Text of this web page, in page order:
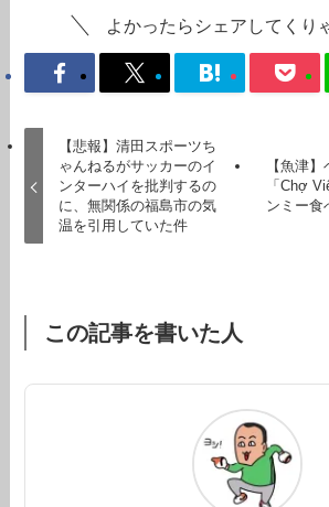
よかったらシェアしてくり
【悲報】清田スポーツち
ゃんねるがサッカーのイ
ンターハイを批判するの
に、無関係の福島市の気
温を引用していた件
【魚津
「Chợ
ンミー食
この記事を書いた人